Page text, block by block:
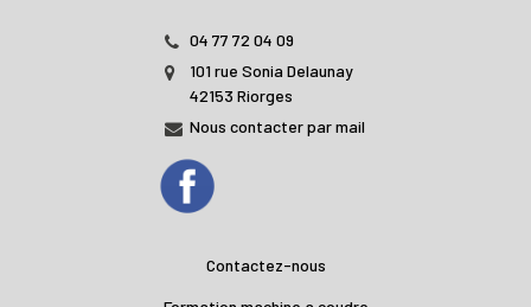
04 77 72 04 09
101 rue Sonia Delaunay
42153 Riorges
Nous contacter par mail
Contactez-nous